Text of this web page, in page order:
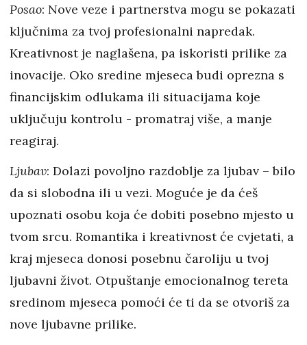
Posao: Nove veze i partnerstva mogu se pokazati
ključnima za tvoj profesionalni napredak.
Kreativnost je naglašena, pa iskoristi prilike za
inovacije. Oko sredine mjeseca budi oprezna s
financijskim odlukama ili situacijama koje
uključuju kontrolu - promatraj više, a manje
reagiraj.
Ljubav: Dolazi povoljno razdoblje za ljubav – bilo
da si slobodna ili u vezi. Moguće je da ćeš
upoznati osobu koja će dobiti posebno mjesto u
tvom srcu. Romantika i kreativnost će cvjetati, a
kraj mjeseca donosi posebnu čaroliju u tvoj
ljubavni život. Otpuštanje emocionalnog tereta
sredinom mjeseca pomoći će ti da se otvoriš za
nove ljubavne prilike.